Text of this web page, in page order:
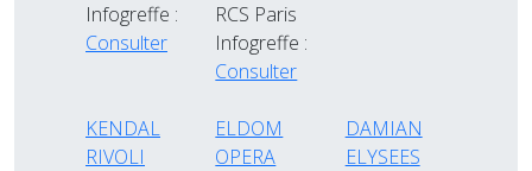
Infogreffe :
Consulter
RCS Paris
Infogreffe :
Consulter
KENDAL
RIVOLI
ELDOM
OPERA
DAMIAN
ELYSEES